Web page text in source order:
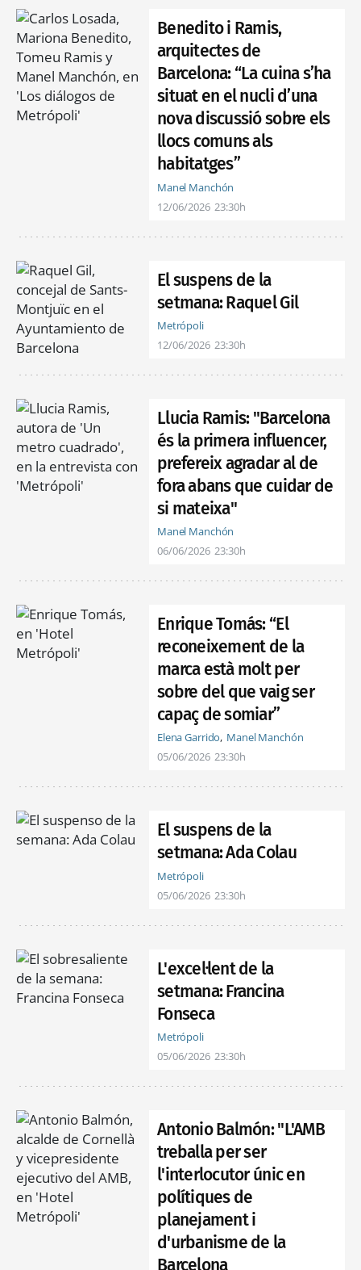
Benedito i Ramis,
arquitectes de
Barcelona: “La cuina s’ha
situat en el nucli d’una
nova discussió sobre els
llocs comuns als
habitatges”
Manel Manchón
12/06/2026 23:30h
El suspens de la
setmana: Raquel Gil
Metrópoli
12/06/2026 23:30h
Llucia Ramis: "Barcelona
és la primera influencer,
prefereix agradar al de
fora abans que cuidar de
si mateixa"
Manel Manchón
06/06/2026 23:30h
Enrique Tomás: “El
reconeixement de la
marca està molt per
sobre del que vaig ser
capaç de somiar”
Elena Garrido Manel Manchón
05/06/2026 23:30h
El suspens de la
setmana: Ada Colau
Metrópoli
05/06/2026 23:30h
L'excel·lent de la
setmana: Francina
Fonseca
Metrópoli
05/06/2026 23:30h
Antonio Balmón: "L'AMB
treballa per ser
l'interlocutor únic en
polítiques de
planejament i
d'urbanisme de la
Barcelona